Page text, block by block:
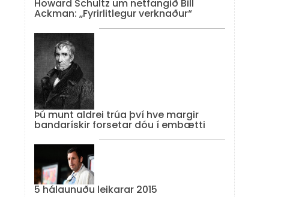
Howard Schultz um netfangið Bill
Ackman: „Fyrirlitlegur verknaður“
Þú munt aldrei trúa því hve margir
bandarískir forsetar dóu í embætti
5 hálaunuðu leikarar 2015